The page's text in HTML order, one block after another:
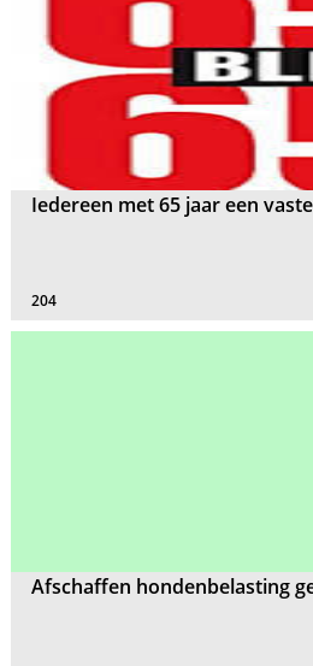
Iedereen met 65 jaar een
204
Afschaffen hondenbelasting